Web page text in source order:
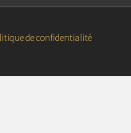
de confidentialité